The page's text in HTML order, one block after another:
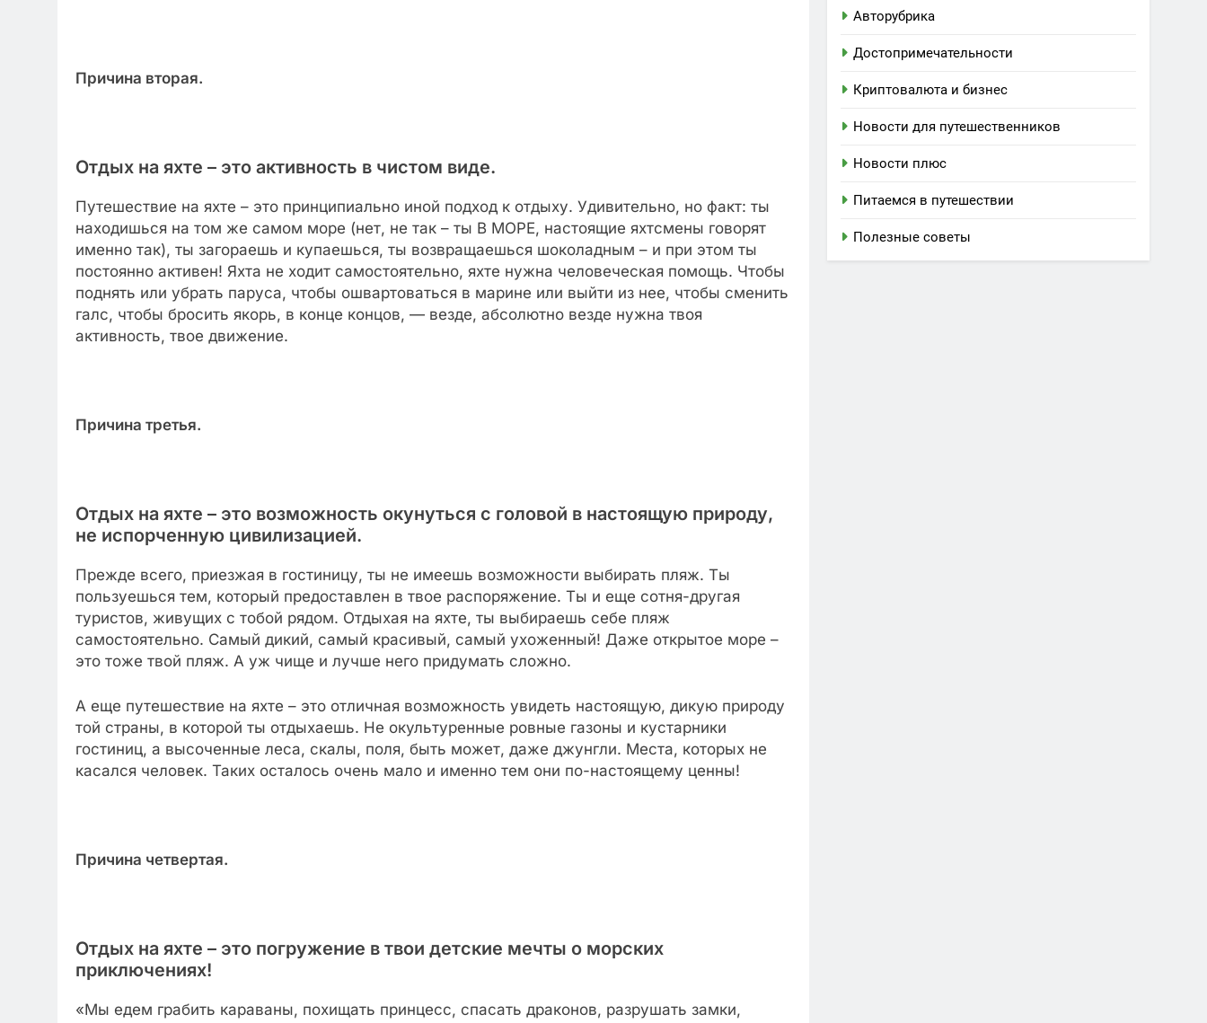
Причина вторая.
Отдых на яхте – это активность в чистом виде.
Путешествие на яхте – это принципиально иной подход к отдыху. Удивительно, но факт: ты
находишься на том же самом море (нет, не так – ты В МОРЕ, настоящие яхтсмены говорят
именно так), ты загораешь и купаешься, ты возвращаешься шоколадным – и при этом ты
постоянно активен! Яхта не ходит самостоятельно, яхте нужна человеческая помощь. Чтобы
поднять или убрать паруса, чтобы ошвартоваться в марине или выйти из нее, чтобы сменить
галс, чтобы бросить якорь, в конце концов, — везде, абсолютно везде нужна твоя
активность, твое движение.
Причина третья.
Отдых на яхте – это возможность окунуться с головой в настоящую природу,
не испорченную цивилизацией.
Прежде всего, приезжая в гостиницу, ты не имеешь возможности выбирать пляж. Ты
пользуешься тем, который предоставлен в твое распоряжение. Ты и еще сотня-другая
туристов, живущих с тобой рядом. Отдыхая на яхте, ты выбираешь себе пляж
самостоятельно. Самый дикий, самый красивый, самый ухоженный! Даже открытое море –
это тоже твой пляж. А уж чище и лучше него придумать сложно.
А еще путешествие на яхте – это отличная возможность увидеть настоящую, дикую природу
той страны, в которой ты отдыхаешь. Не окультуренные ровные газоны и кустарники
гостиниц, а высоченные леса, скалы, поля, быть может, даже джунгли. Места, которых не
касался человек. Таких осталось очень мало и именно тем они по-настоящему ценны!
Причина четвертая.
Отдых на яхте – это погружение в твои детские мечты о морских
приключениях!
«Мы едем грабить караваны, похищать принцесс, спасать драконов, разрушать замки,
Авторубрика
Достопримечательности
Криптовалюта и бизнес
Новости для путешественников
Новости плюс
Питаемся в путешествии
Полезные советы